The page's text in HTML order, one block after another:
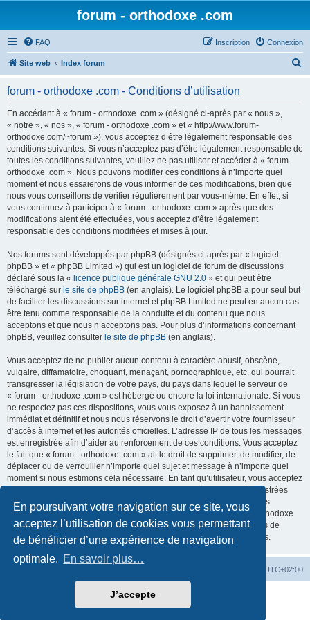
En poursuivant votre navigation sur ce site, vous
acceptez l’utilisation de cookies vous permettant
de bénéficier d’une expérience de navigation
optimale. En savoir plus…
J’accepte
forum - orthodoxe .com
FAQ Connexion
Inscription
Site web Index forum
forum - orthodoxe .com - Conditions d’utilisation
En accédant à « forum - orthodoxe .com » (désigné ci-après par « nous »,
« notre », « nos », « forum - orthodoxe .com » et « http://www.forum-
orthodoxe.com/~forum »), vous acceptez d’être légalement responsable des
conditions suivantes. Si vous n’acceptez pas d’être légalement responsable de
toutes les conditions suivantes, veuillez ne pas utiliser et accéder à « forum -
orthodoxe .com ». Nous pouvons modifier ces conditions à n’importe quel
moment et nous essaierons de vous informer de ces modifications, bien que
nous vous conseillons de vérifier régulièrement par vous-même. En effet, si
vous continuez à participer à « forum - orthodoxe .com » après que des
modifications aient été effectuées, vous acceptez d’être légalement
responsable des conditions modifiées et mises à jour.
Nos forums sont développés par phpBB (désignés ci-après par « logiciel
phpBB » et « phpBB Limited ») qui est un logiciel de forum de discussions
déclaré sous la « licence publique générale GNU 2.0 » et qui peut être
téléchargé sur le site de phpBB (en anglais). Le logiciel phpBB a pour seul but
de faciliter les discussions sur internet et phpBB Limited ne peut en aucun cas
être tenu comme responsable de la conduite et du contenu que nous
acceptons et que nous n’acceptons pas. Pour plus d’informations concernant
phpBB, veuillez consulter le site de phpBB (en anglais).
Vous acceptez de ne publier aucun contenu à caractère abusif, obscène,
vulgaire, diffamatoire, choquant, menaçant, pornographique, etc. qui pourrait
transgresser la législation de votre pays, du pays dans lequel le serveur de
« forum - orthodoxe .com » est hébergé ou encore la loi internationale. Si vous
ne respectez pas ces dispositions, vous vous exposez à un bannissement
immédiat et définitif et nous nous réservons le droit d’avertir votre fournisseur
d’accès à internet et les autorités officielles. L’adresse IP de tous les messages
est enregistrée afin d’aider au renforcement de ces conditions. Vous acceptez
le fait que « forum - orthodoxe .com » ait le droit de supprimer, de modifier, de
déplacer ou de verrouiller n’importe quel sujet et message à n’importe quel
moment si nous estimons cela nécessaire. En tant qu’utilisateur, vous acceptez
que toutes les informations que vous avez renseignées soient enregistrées
dans notre base de données. Bien que ces informations ne seront pas
diffusées à une tierce partie sans votre consentement, ni « forum - orthodoxe
.com », ni phpBB, ne pourront être tenus comme responsables en cas de
tentative de piratage informatique visant à compromettre vos données.
UTC+02:00
phpBB® Forum Software © phpBB Limited
©